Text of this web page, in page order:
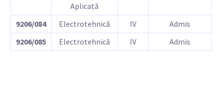
Aplicată
9206/084 Electrotehnică IV
Admis
9206/085
Electrotehnică IV Admis